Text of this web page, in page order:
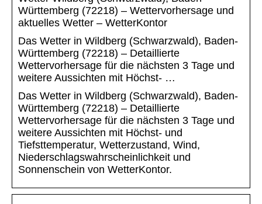
Württemberg (72218) – Wettervorhersage und
aktuelles Wetter – WetterKontor
Das Wetter in Wildberg (Schwarzwald), Baden-
Württemberg (72218) – Detaillierte
Wettervorhersage für die nächsten 3 Tage und
weitere Aussichten mit Höchst- …
Das Wetter in Wildberg (Schwarzwald), Baden-
Württemberg (72218) – Detaillierte
Wettervorhersage für die nächsten 3 Tage und
weitere Aussichten mit Höchst- und
Tiefsttemperatur, Wetterzustand, Wind,
Niederschlagswahrscheinlichkeit und
Sonnenschein von WetterKontor.